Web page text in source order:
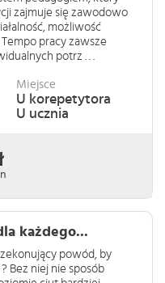
zajmuje się zawodowo
możliwość
pracy zawsze
potrz . . .
Miejsce
U korepetytora
U ucznia
każdego...
powód, by
Bez niej nie sposób